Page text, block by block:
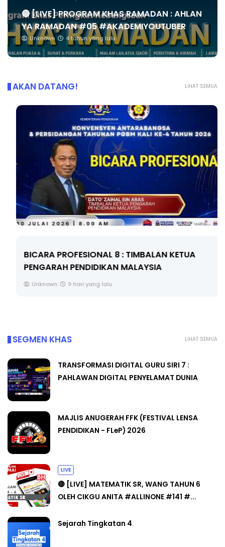
🔴 [LIVE] PROGRAM KHAS RAMADAN : AHLAN
YA RAMADAN #05 #AKADEMIYOUTUBER
Unknown 4 tahun yang lalu
LIHAT SEMUA
AKAN DATANG!
BICARA PROFESIONAL 8 : TIMBALAN KETUA
PENGARAH PENDIDIKAN MALAYSIA
Unknown 9 hari yang lalu
LIHAT SEMUA
SEGMEN KHAS
TRANSFORMASI DIGITAL GURU SIRI 7 :
PAHLAWAN DIGITAL PENYELAMAT DUNIA
MAJLIS ANUGERAH FFK (FESTIVAL LENSA
PENDIDIKAN - FLeP) 2026
LIVE
🔴 [LIVE] MATEMATIK SR, WANG TAHUN 6
OLEH CIKGU ANITA #ALLINONE #141 #...
Sejarah Tingkatan 4